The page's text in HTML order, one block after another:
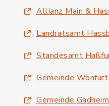
Allianz Main &
Landratsamt
Standesamt
Gemeinde Wonfurt
Gemeinde Gädheim